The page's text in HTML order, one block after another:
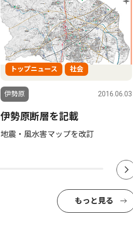
トップニュース 社会
伊勢原 2016.06.03
伊勢原断層を記載
地震・風水害マップを改訂
もっと見る